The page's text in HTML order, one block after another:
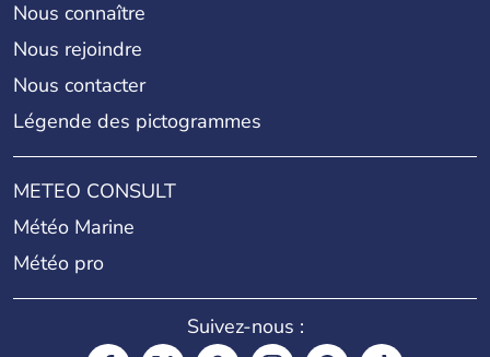
Nous connaître
Nous rejoindre
Nous contacter
Légende des pictogrammes
METEO CONSULT
Météo Marine
Météo pro
Suivez-nous :